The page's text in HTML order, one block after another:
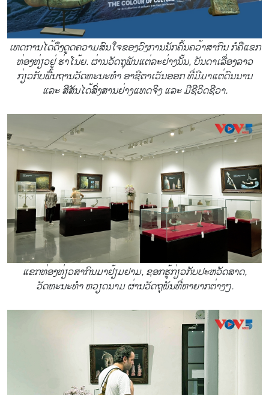
ເຫດການໄດ້ດຶງດູດຄວາມສົນໃຈຂອງວົງການນັກຄົ້ນຄວ້າສາກົນ ກໍຄືແຂກ
ທ່ອງທ່ຽວຢູ່ ຮ່າໂນ້ຍ. ຜ່ານວັດຖຸພັນແຕ່ລະຢ່າງນັ້ນ, ບັນດາເລື່ອງລາວ
ກ່ຽວກັບພື້ນຖານວັດທະນະທຳ ອາຊີຕາເວັນອອກ ທີ່ມີມາແຕ່ດົນນານ
ແລະ ສີສັນໄດ້ສົ່ງສານຢ່າງແທດຈິງ ແລະ ມີຊີວິດຊີວາ.
ແຂກທ່ອງທ່ຽວສາກົນມາຢ້ຽມຢາມ, ຊອກຮູ້ກ່ຽວກັບປະຫວັດສາດ,
ວັດທະນະທຳ ຫວຽດນາມ ຜ່ານວັດຖຸພັນທີ່ຫາຍາກຕ່າງໆ.